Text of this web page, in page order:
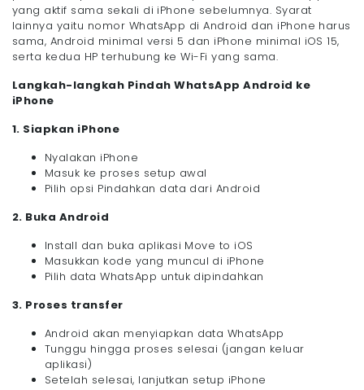
yang aktif sama sekali di iPhone sebelumnya. Syarat
lainnya yaitu nomor WhatsApp di Android dan iPhone harus
sama, Android minimal versi 5 dan iPhone minimal iOS 15,
serta kedua HP terhubung ke Wi-Fi yang sama.
Langkah-langkah Pindah WhatsApp Android ke
iPhone
1. Siapkan iPhone
Nyalakan iPhone
Masuk ke proses setup awal
Pilih opsi Pindahkan data dari Android
2. Buka Android
Install dan buka aplikasi Move to iOS
Masukkan kode yang muncul di iPhone
Pilih data WhatsApp untuk dipindahkan
3. Proses transfer
Android akan menyiapkan data WhatsApp
Tunggu hingga proses selesai (jangan keluar
aplikasi)
Setelah selesai, lanjutkan setup iPhone